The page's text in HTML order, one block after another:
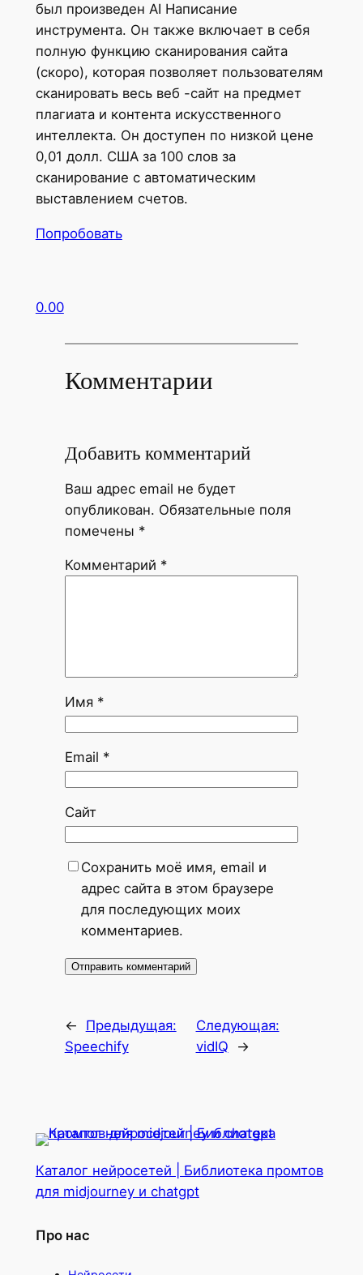
был произведен AI Написание
инструмента. Он также включает в себя
полную функцию сканирования сайта
(скоро), которая позволяет пользователям
сканировать весь веб -сайт на предмет
плагиата и контента искусственного
интеллекта. Он доступен по низкой цене
0,01 долл. США за 100 слов за
сканирование с автоматическим
выставлением счетов.
Попробовать
0.00
Комментарии
Добавить комментарий
Ваш адрес email не будет
опубликован. Обязательные поля
помечены *
Комментарий *
Имя *
Email *
Сайт
Сохранить моё имя, email и
адрес сайта в этом браузере
для последующих моих
комментариев.
←
Предыдущая:
Speechify
Следующая:
vidIQ
→
Каталог нейросетей | Библиотека промтов
для midjourney и chatgpt
Про нас